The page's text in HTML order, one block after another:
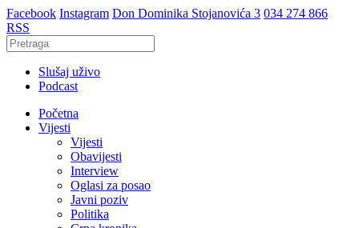
Facebook Instagram Don Dominika Stojanovića 3 034 274 866
RSS
Slušaj uživo
Podcast
Početna
Vijesti
Vijesti
Obavijesti
Interview
Oglasi za posao
Javni poziv
Politika